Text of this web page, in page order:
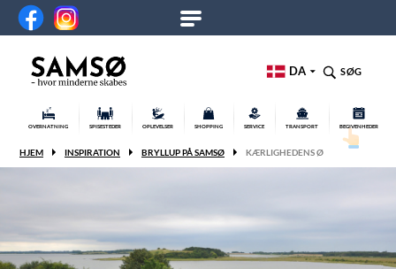
DA SØG
OVERNATNING SPISESTEDER OPLEVELSER SHOPPING SERVICE TRANSPORT BEGIVENHEDER
HJEM INSPIRATION BRYLLUP PÅ SAMSØ KÆRLIGHEDENS Ø